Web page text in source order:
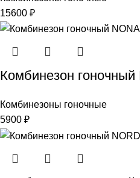
15600 ₽
Комбинезон
Комбинезоны гоночные
5900 ₽